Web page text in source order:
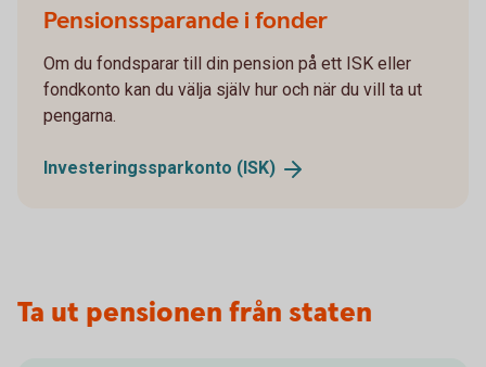
Pensionssparande i fonder
Om du fondsparar till din pension på ett ISK eller
fondkonto kan du välja själv hur och när du vill ta ut
pengarna.
Investeringssparkonto (ISK)
Ta ut pensionen från staten